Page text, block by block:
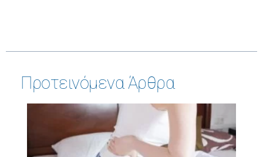
Προτεινόμενα Άρθρα